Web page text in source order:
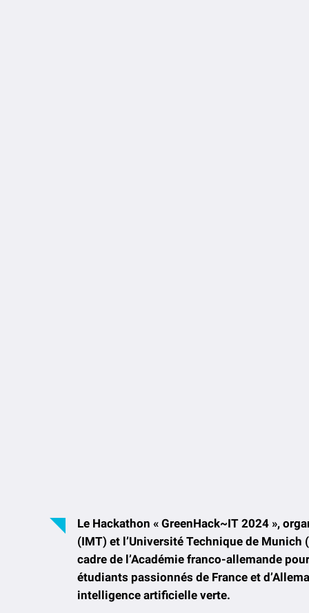
Le Hackathon « GreenHack~IT 2024 »,
(IMT) et l’Université Technique de Munich
cadre de l’Académie franco-allemande
étudiants passionnés de France et
intelligence artificielle verte.